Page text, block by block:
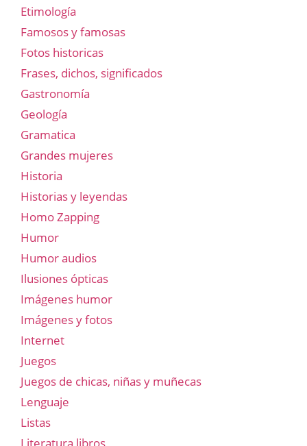
Etimología
Famosos y famosas
Fotos historicas
Frases, dichos, significados
Gastronomía
Geología
Gramatica
Grandes mujeres
Historia
Historias y leyendas
Homo Zapping
Humor
Humor audios
Ilusiones ópticas
Imágenes humor
Imágenes y fotos
Internet
Juegos
Juegos de chicas, niñas y muñecas
Lenguaje
Listas